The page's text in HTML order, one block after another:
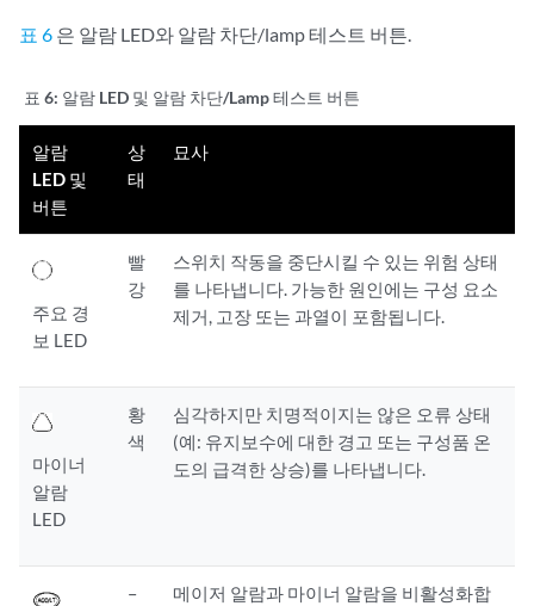
표 6 은 알람 LED와 알람 차단/lamp 테스트 버튼.
표 6: 알람 LED 및 알람 차단/Lamp 테스트 버튼
알람
LED 및
버튼
상
태
묘사
주요 경
보 LED
빨
강
스위치 작동을 중단시킬 수 있는 위험 상태
를 나타냅니다. 가능한 원인에는 구성 요소
제거, 고장 또는 과열이 포함됩니다.
마이너
알람
LED
황
색
심각하지만 치명적이지는 않은 오류 상태
(예: 유지보수에 대한 경고 또는 구성품 온
도의 급격한 상승)를 나타냅니다.
–
메이저 알람과 마이너 알람을 비활성화합